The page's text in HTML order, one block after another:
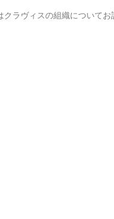
クラヴィスの組織について